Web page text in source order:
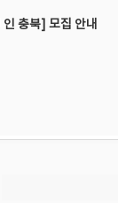
충북] 모집 안내